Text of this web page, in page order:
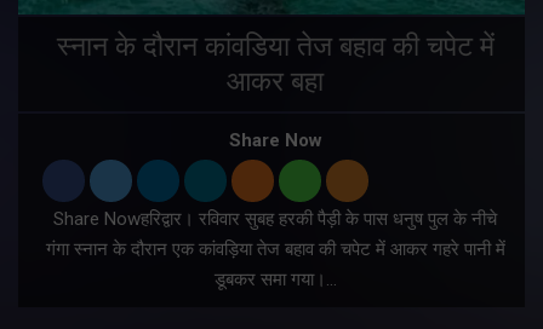
स्नान के दौरान कांवडिया तेज बहाव की चपेट में
आकर बहा
Share Now
Share Nowहरिद्वार। रविवार सुबह हरकी पैड़ी के पास धनुष पुल के नीचे
गंगा स्नान के दौरान एक कांवड़िया तेज बहाव की चपेट में आकर गहरे पानी में
डूबकर समा गया।…